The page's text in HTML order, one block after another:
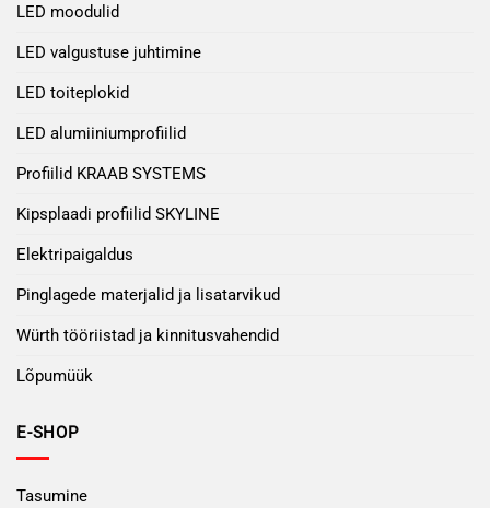
LED moodulid
LED valgustuse juhtimine
LED toiteplokid
LED alumiiniumprofiilid
Profiilid KRAAB SYSTEMS
Kipsplaadi profiilid SKYLINE
Elektripaigaldus
Pinglagede materjalid ja lisatarvikud
Würth tööriistad ja kinnitusvahendid
Lõpumüük
E-SHOP
Tasumine